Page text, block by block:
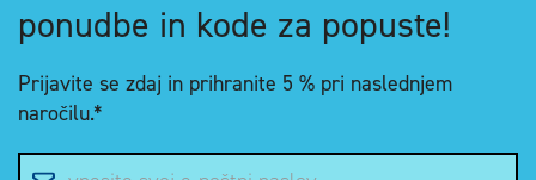
ponudbe in kode za popuste!
Prijavite se zdaj in prihranite 5 % pri naslednjem
naročilu.*